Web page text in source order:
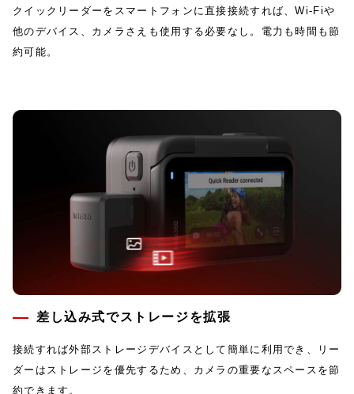
クイックリーダーをスマートフォンに直接接続すれば、Wi-Fiや
他のデバイス、カメラさえも使用する必要なし。電力も時間も節
約可能。
差し込み式でストレージを拡張
接続すれば外部ストレージデバイスとして簡単に利用でき、リー
ダーはストレージを優先するため、カメラの重要なスペースを節
約できます。